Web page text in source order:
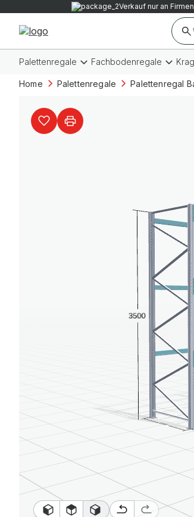
Verkauf nur an
Palettenregale Fachbodenregale
Home Palettenregale Palettenregal